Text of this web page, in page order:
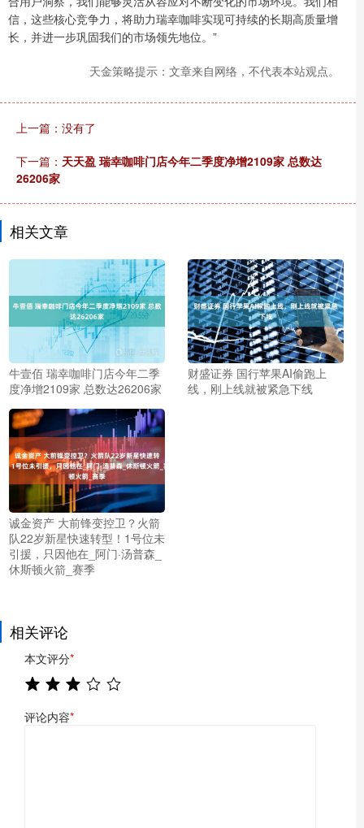
信，这些核心竞争力，将助力瑞幸咖啡实现可持续的长期高质量增
长，并进一步巩固我们的市场领先地位。”
天金策略提示：文章来自网络，不代表本站观点。
上一篇：没有了
下一篇： 天天盈 瑞幸咖啡门店今年二季度净增2109家 总数达
26206家
相关文章
牛壹佰 瑞幸咖啡门店今年二季
度净增2109家 总数达26206家
财盛证券 国行苹果AI偷跑上
线，刚上线就被紧急下线
诚金资产 大前锋变控卫？火箭
队22岁新星快速转型！1号位未
引援，只因他在_阿门·汤普森_
休斯顿火箭_赛季
相关评论
本文评分*
评论内容*